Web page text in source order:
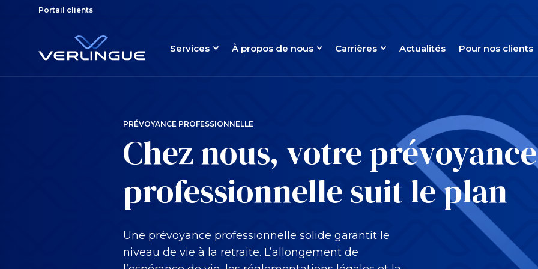
Portail clients
Services À propos de nous Carrières Actualités Pour nos clients
PRÉVOYANCE PROFESSIONNELLE
Chez nous, votre prévoyance
professionnelle suit le plan
Une prévoyance professionnelle solide garantit le
niveau de vie à la retraite. L’allongement de